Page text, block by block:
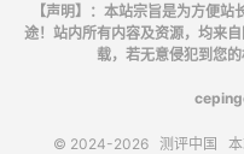
【声明】：本站宗旨是为方便
途！站内所有内容及资源，均来
载，若无意侵犯到您
© 2024-2026 测评中国 本